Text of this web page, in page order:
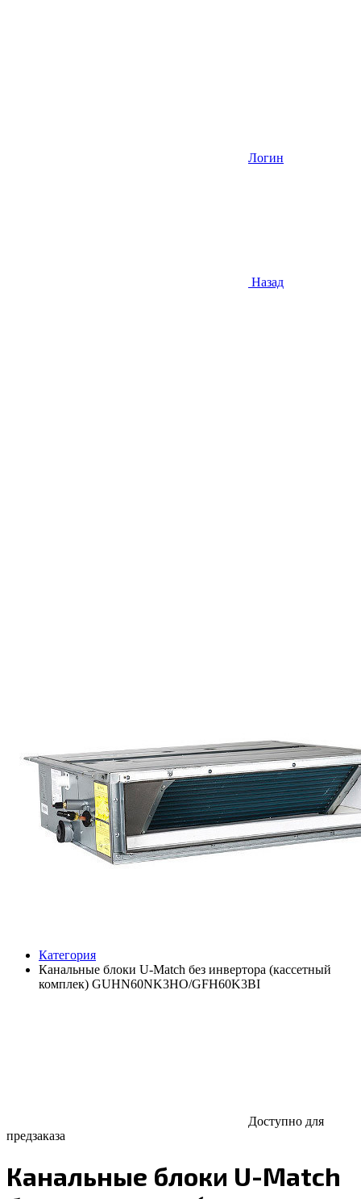
Логин
Назад
Категория
Канальные блоки U-Match без инвертора (кассетный
комплек) GUHN60NK3HO/GFH60K3BI
Доступно для
предзаказа
Канальные блоки U-Match